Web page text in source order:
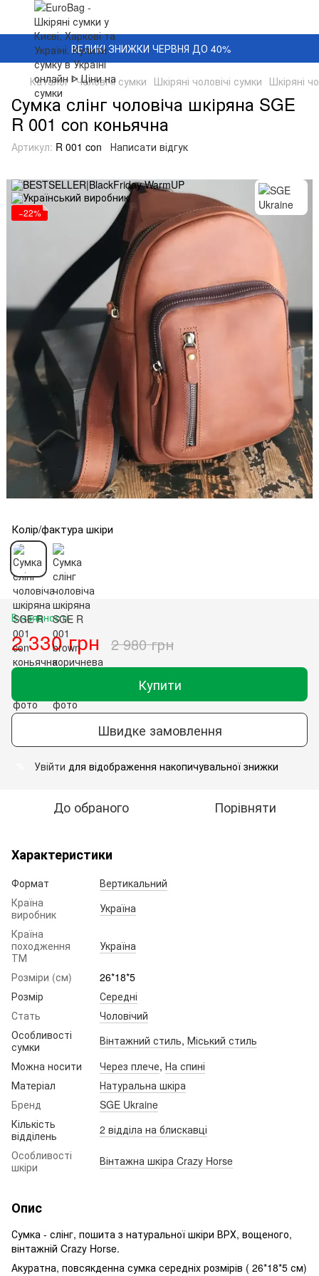
ВЕЛИКІ ЗНИЖКИ ЧЕРВНЯ ДО 40%
Каталог Чоловічі сумки Шкіряні чоловічі сумки Шкіряні
Сумка слінг чоловіча шкіряна SGE
R 001 con коньячна
Артикул: R 001 con Написати відгук
−22%
Колір/фактура шкіри
В наявності
2 330 грн 2 980 грн
Купити
Швидке замовлення
Увійти для відображення накопичувальної знижки
До обраного Порівняти
Характеристики
Формат
Вертикальний
Країна
виробник
Україна
Країна
походження
ТМ
Україна
Розміри (см)
26*18*5
Розмір
Середні
Стать
Чоловічий
Особливості
сумки
Вінтажний стиль, Міський стиль
Можна носити
Через плече, На спині
Матеріал
Натуральна шкіра
Бренд
SGE Ukraine
Кількість
відділень
2 відділа на блискавці
Особливості
шкіри
Вінтажна шкіра Crazy Horse
Опис
Сумка - слінг, пошита з натуральної шкіри ВРХ, вощеного,
вінтажній Crazy Horse.
Акуратна, повсякденна сумка середніх розмірів ( 26*18*5 см)